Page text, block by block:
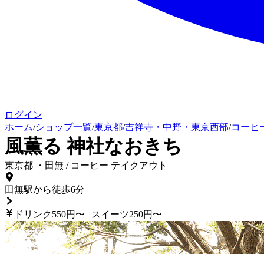
ログイン
ホーム/ショップ一覧/東京都/吉祥寺・中野・東京西部/コーヒ
風薫る 神社なおきち
東京都 ・ 田無 / コーヒー テイクアウト
田無駅から徒歩6分
ドリンク550円〜 | スイーツ250円〜